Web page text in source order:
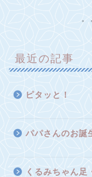
最近の記事
ピタッと！
パパさんのお誕
くるみちゃん足